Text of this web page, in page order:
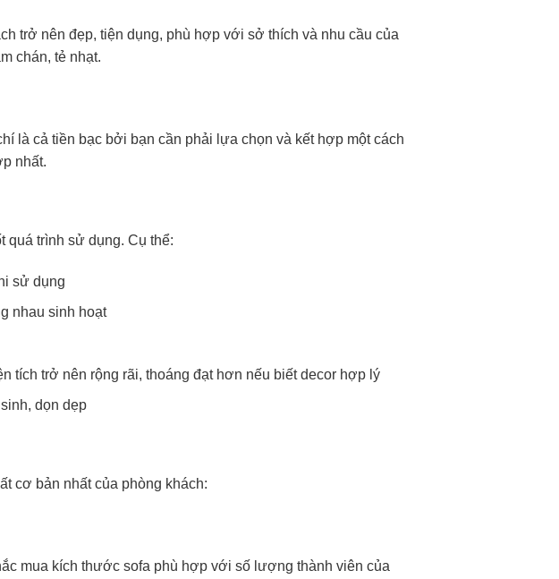
trở nên đẹp, tiện dụng, phù hợp với sở thích và nhu cầu của
chán, tẻ nhạt.
là cả tiền bạc bởi bạn cần phải lựa chọn và kết hợp một cách
nhất.
quá trình sử dụng. Cụ thể:
sử dụng
nhau sinh hoạt
tích trở nên rộng rãi, thoáng đạt hơn nếu biết decor hợp lý
dọn dẹp
cơ bản nhất của phòng khách:
mua kích thước sofa phù hợp với số lượng thành viên của